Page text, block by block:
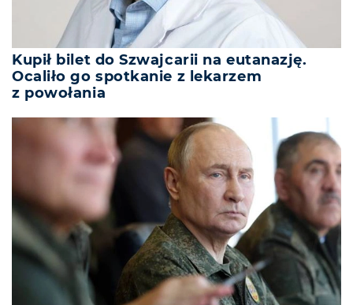
Kupił bilet do Szwajcarii na eutanazję.
Ocaliło go spotkanie z lekarzem
z powołania